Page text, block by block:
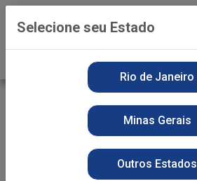
Selecione seu Estado
Rio de Janeiro
Minas Gerais
Outros Estados